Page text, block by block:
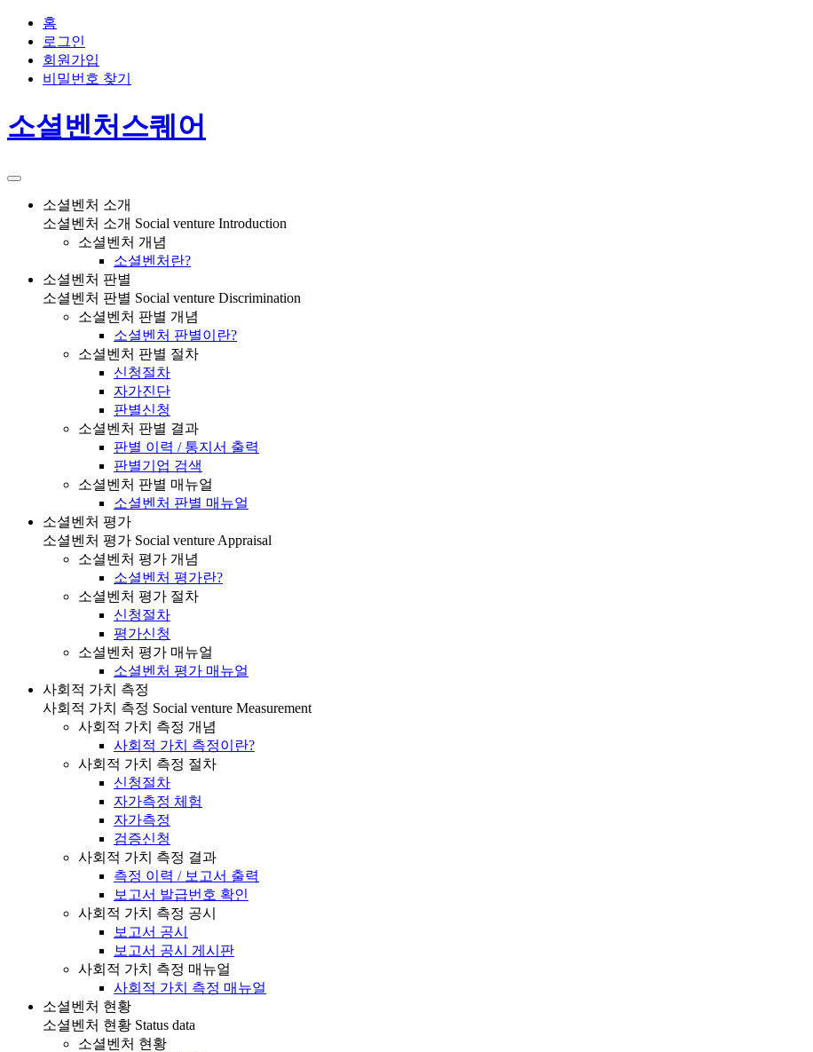
홈
로그인
회원가입
비밀번호 찾기
소셜벤처스퀘어
소셜벤처 소개
소셜벤처 소개 Social venture Introduction
소셜벤처 개념
소셜벤처란?
소셜벤처 판별
소셜벤처 판별 Social venture Discrimination
소셜벤처 판별 개념
소셜벤처 판별이란?
소셜벤처 판별 절차
신청절차
자가진단
판별신청
소셜벤처 판별 결과
판별 이력 / 통지서 출력
판별기업 검색
소셜벤처 판별 매뉴얼
소셜벤처 판별 매뉴얼
소셜벤처 평가
소셜벤처 평가 Social venture Appraisal
소셜벤처 평가 개념
소셜벤처 평가란?
소셜벤처 평가 절차
신청절차
평가신청
소셜벤처 평가 매뉴얼
소셜벤처 평가 매뉴얼
사회적 가치 측정
사회적 가치 측정 Social venture Measurement
사회적 가치 측정 개념
사회적 가치 측정이란?
사회적 가치 측정 절차
신청절차
자가측정 체험
자가측정
검증신청
사회적 가치 측정 결과
측정 이력 / 보고서 출력
보고서 발급번호 확인
사회적 가치 측정 공시
보고서 공시
보고서 공시 게시판
사회적 가치 측정 매뉴얼
사회적 가치 측정 매뉴얼
소셜벤처 현황
소셜벤처 현황 Status data
소셜벤처 현황